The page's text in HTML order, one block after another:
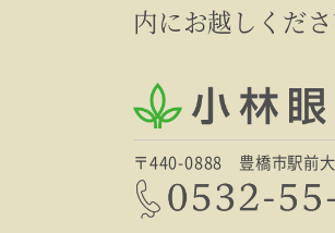
内にお越しくださ
〒440-0888 豊橋市駅前